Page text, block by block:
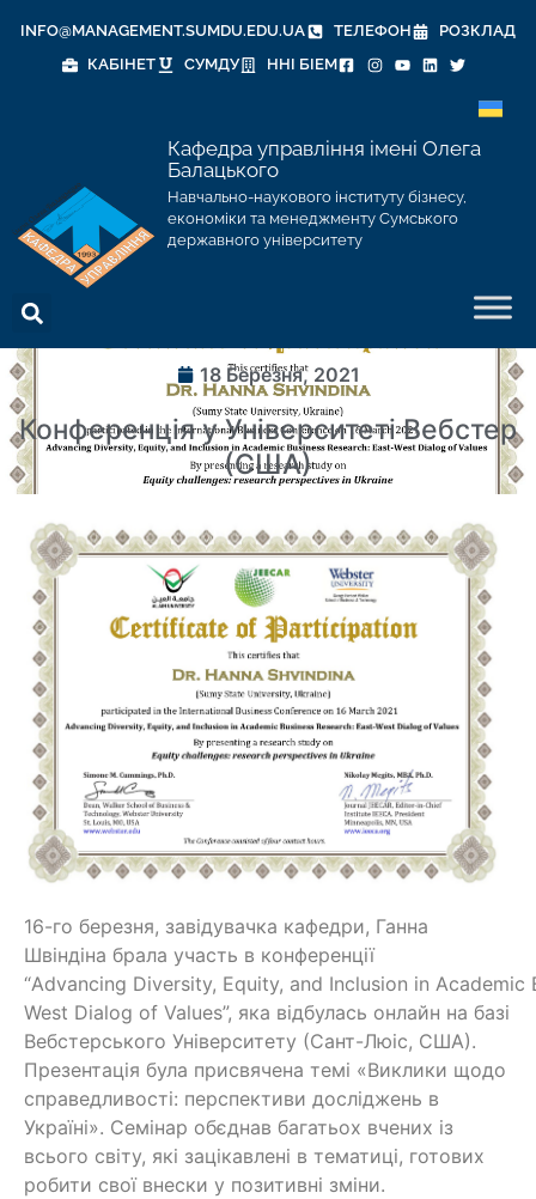
INFO@MANAGEMENT.SUMDU.EDU.UA ТЕЛЕФОН
РОЗКЛАД
КАБІНЕТ
СУМДУ ННІ БІЕМ
Кафедра управління імені Олега
Балацького
Навчально-наукового інституту бізнесу,
економіки та менеджменту Сумського
державного університету
18 Березня, 2021
Конференція у Університеті Вебстер
(США)
16-го березня, завідувачка кафедри, Ганна
Швіндіна брала участь в конференції
“Advancing Diversity, Equity, and Inclusion in Academic
West Dialog of Values”, яка відбулась онлайн на базі
Вебстерського Університету (Сант-Люіс, США).
Презентація була присвячена темі «Виклики щодо
справедливості: перспективи досліджень в
Україні». Семінар обєднав багатьох вчених із
всього світу, які зацікавлені в тематиці, готових
робити свої внески у позитивні зміни.